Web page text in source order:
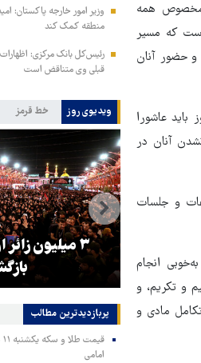
مخصوص همه
که مسیر
و حضور آنان
عاشورا
آنان در
و جلسات
انجام
و تکریم، و
مادی و
وزیر امور خارجه پاکستان:
منطقه کمک کند
رئیس‌کل بانک مرکزی: اظهارات
قبلی وی متناقض است
ویدیوی روز خط قرمز
۳ میلیون
پربازدیدترین‌ مطالب
امامی